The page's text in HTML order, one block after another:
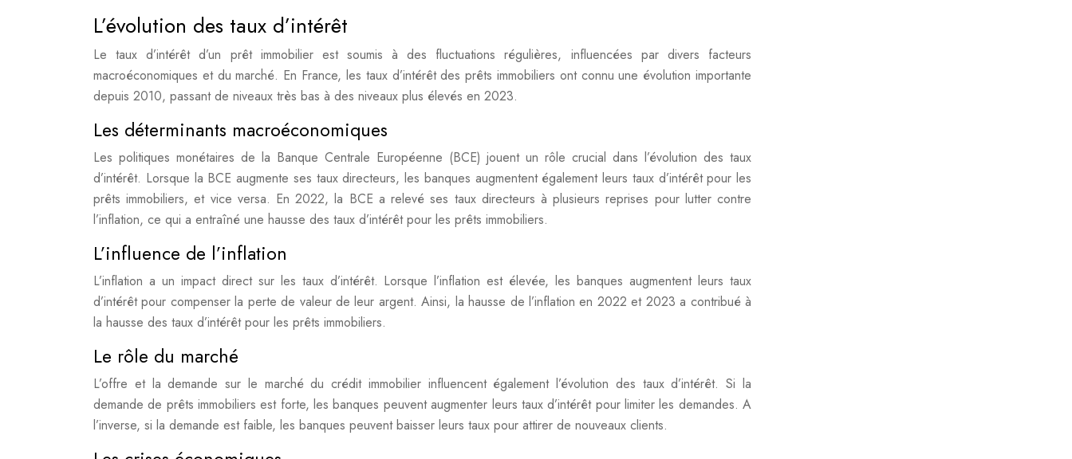
L’évolution des taux d’intérêt
Le taux d’intérêt d’un prêt immobilier est soumis à des fluctuations régulières, influencées par divers facteurs
macroéconomiques et du marché. En France, les taux d’intérêt des prêts immobiliers ont connu une évolution importante
depuis 2010, passant de niveaux très bas à des niveaux plus élevés en 2023.
Les déterminants macroéconomiques
Les politiques monétaires de la Banque Centrale Européenne (BCE) jouent un rôle crucial dans l’évolution des taux
d’intérêt. Lorsque la BCE augmente ses taux directeurs, les banques augmentent également leurs taux d’intérêt pour les
prêts immobiliers, et vice versa. En 2022, la BCE a relevé ses taux directeurs à plusieurs reprises pour lutter contre
l’inflation, ce qui a entraîné une hausse des taux d’intérêt pour les prêts immobiliers.
L’influence de l’inflation
L’inflation a un impact direct sur les taux d’intérêt. Lorsque l’inflation est élevée, les banques augmentent leurs taux
d’intérêt pour compenser la perte de valeur de leur argent. Ainsi, la hausse de l’inflation en 2022 et 2023 a contribué à
la hausse des taux d’intérêt pour les prêts immobiliers.
Le rôle du marché
L’offre et la demande sur le marché du crédit immobilier influencent également l’évolution des taux d’intérêt. Si la
demande de prêts immobiliers est forte, les banques peuvent augmenter leurs taux d’intérêt pour limiter les demandes. A
l’inverse, si la demande est faible, les banques peuvent baisser leurs taux pour attirer de nouveaux clients.